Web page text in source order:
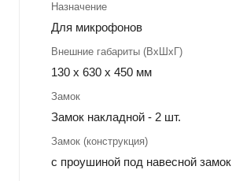
Назначение
Для микрофонов
Внешние габариты (ВхШхГ)
130 х 630 х 450 мм
Замок
Замок накладной - 2 шт.
Замок (конструкция)
с проушиной под навесной замок